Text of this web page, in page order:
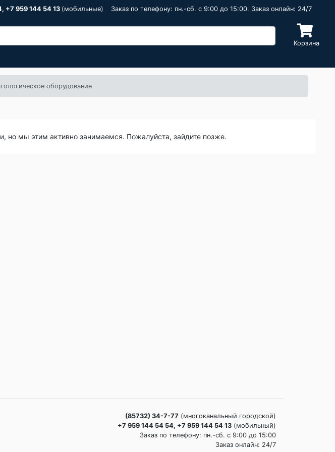
+7 959 144 54 13 (мобильные) Заказ по телефону: пн.-сб. c 9:00 до 15:00. Заказ онлайн: 24/7
Корзина
оборудование
но мы этим активно занимаемся. Пожалуйста, зайдите позже.
(85732) 34-7-77 (многоканальный городской)
+7 959 144 54 54, +7 959 144 54 13 (мобильный)
Заказ по телефону: пн.-сб. c 9:00 до 15:00
Заказ онлайн: 24/7